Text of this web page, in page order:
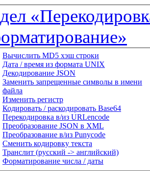
Вычислить MD5 хэш строки
Дата / время из формата UNIX
Декодирование JSON
Заменить запрещенные символы в имени
файла
Изменить регистр
Кодировать / раскодировать Base64
Перекодировка в/из URLencode
Преобразование JSON в XML
Преобразование в/из Punycode
Сменить кодировку текста
Транслит (русский -> английский)
Форматирование числа / даты